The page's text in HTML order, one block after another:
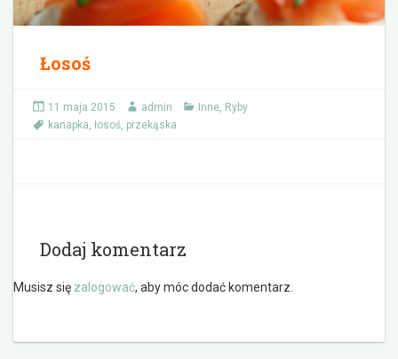
Łosoś
11 maja 2015 admin Inne, Ryby
kanapka, łosoś, przekąska
Dodaj komentarz
Musisz się zalogować, aby móc dodać komentarz.